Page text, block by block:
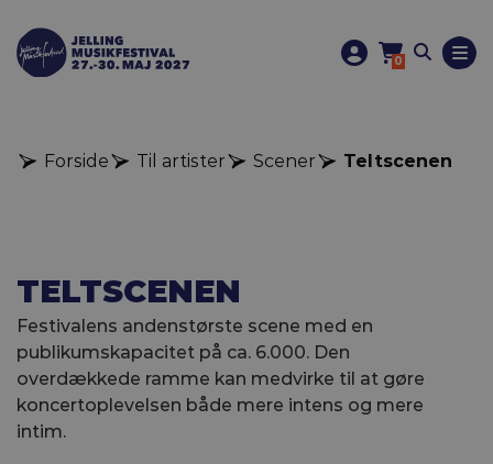
0
Teltscenen
Scener
Til artister
Forside
TELTSCENEN
Festivalens andenstørste scene med en
publikumskapacitet på ca. 6.000. Den
overdækkede ramme kan medvirke til at gøre
koncertoplevelsen både mere intens og mere
intim.